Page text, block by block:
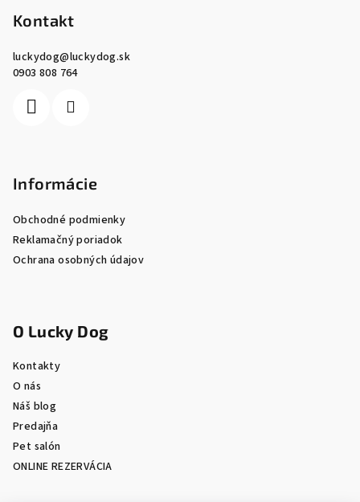
Kontakt
luckydog@luckydog.sk
0903 808 764
Informácie
Obchodné podmienky
Reklamačný poriadok
Ochrana osobných údajov
O Lucky Dog
Kontakty
O nás
Náš blog
Predajňa
Pet salón
ONLINE REZERVÁCIA